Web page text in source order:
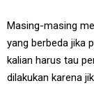
Masing-masing
yang berbeda jika
kalian harus tau
dilakukan karena